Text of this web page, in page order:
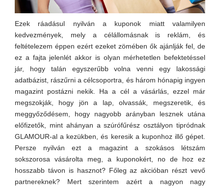
Ezek ráadásul nyilván a kuponok miatt valamilyen
kedvezmények, mely a célállomásnak is reklám, és
feltételezem éppen ezért ezeket zömében ők ajánlják fel, de
ez a fajta jelenlét akkor is olyan mérhetetlen befektetéssel
jár, hogy talán egyszerűbb volna venni egy lakossági
adatbázist, rászűrni a célcsoportra, és három hónapig ingyen
magazint postázni nekik. Ha a cél a vásárlás, ezzel már
megszokják, hogy jön a lap, olvassák, megszeretik, és
meggyőződésem, hogy nagyobb arányban lesznek utána
előfizetők, mint ahányan a szúrófűrész osztályon tipródnak
GLAMOUR-al a kezükben, és keresik a kuponhoz illő gépet.
Persze nyilván ezt a magazint a szokásos létszám
sokszorosa vásárolta meg, a kuponokért, no de hoz ez
hosszabb távon is hasznot? Főleg az akcióban részt vevő
partnereknek? Mert szerintem azért a nagyon nagy